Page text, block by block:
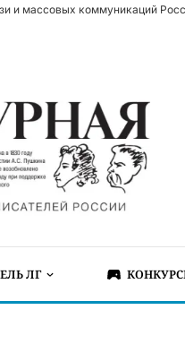
и массовых коммуникаций
ЛГ